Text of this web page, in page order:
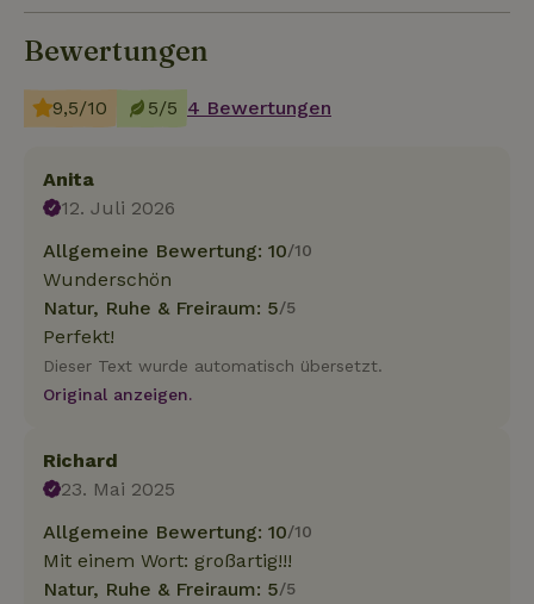
Bewertungen
9,5/10 5/5 4 Bewertungen
Anita
12. Juli 2026
Allgemeine Bewertung: 10/10
Wunderschön
Natur, Ruhe & Freiraum: 5/5
Perfekt!
Dieser Text wurde automatisch übersetzt.
Original anzeigen.
Richard
23. Mai 2025
Allgemeine Bewertung: 10/10
Mit einem Wort: großartig!!!
Natur, Ruhe & Freiraum: 5/5